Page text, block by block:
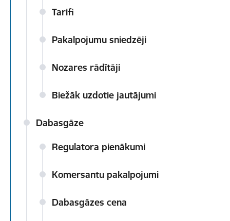
Tarifi
Pakalpojumu sniedzēji
Nozares rādītāji
Biežāk uzdotie jautājumi
Dabasgāze
Regulatora pienākumi
Komersantu pakalpojumi
Dabasgāzes cena